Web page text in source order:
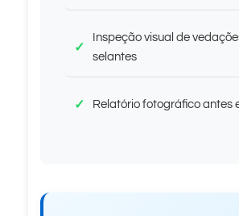
Inspeção visual de
selantes
Relatório fotográfico antes